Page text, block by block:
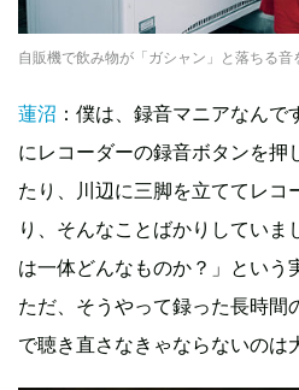
自販機で飲み物が「ガシャン」と落ちる音
蓮沼 ：僕は、録音マニアなん
にレコーダーの録音ボタンを押
たり、川辺に三脚を立ててレコ
り、そんなことばかりしていま
は一体どんなものか？」という
ただ、そうやって録った長時間
で聴き直さなきゃならないのは